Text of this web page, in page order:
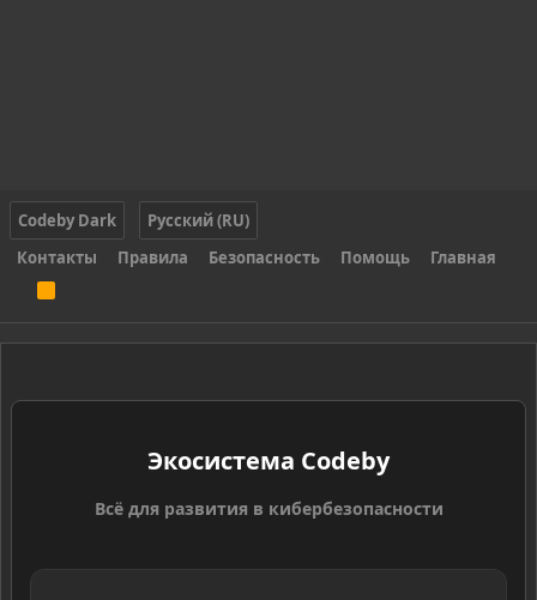
Codeby Dark
Русский (RU)
Контакты
Правила Безопасность Помощь Главная
S
Экосистема Codeby
Всё для развития в кибербезопасности